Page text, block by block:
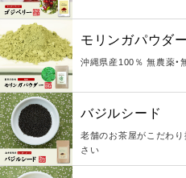
モリンガパウダー
沖縄県産100％ 無農薬・
バジルシード
老舗のお茶屋がこだわ
さい